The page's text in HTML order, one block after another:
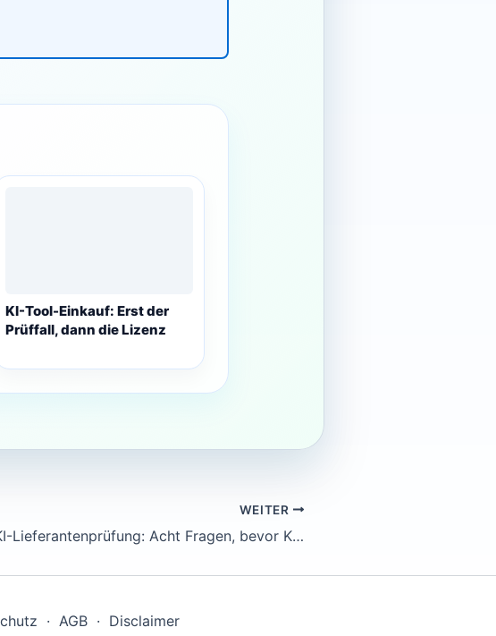
KI-Tool-Einkauf: Erst der
Prüffall, dann die Lizenz
WEITER
KI-Lieferantenprüfung: Acht Fragen, bevor KMU neue Assistenten freigeben
· AGB · Disclaimer